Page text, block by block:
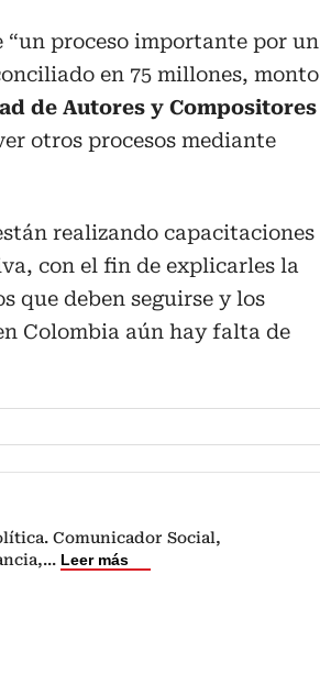
“un proceso importante por un
en 75 millones, monto
de Autores y Compositores
otros procesos mediante
realizando capacitaciones
con el fin de explicarles la
que deben seguirse y los
Colombia aún hay falta de
Comunicador Social,
... Leer más